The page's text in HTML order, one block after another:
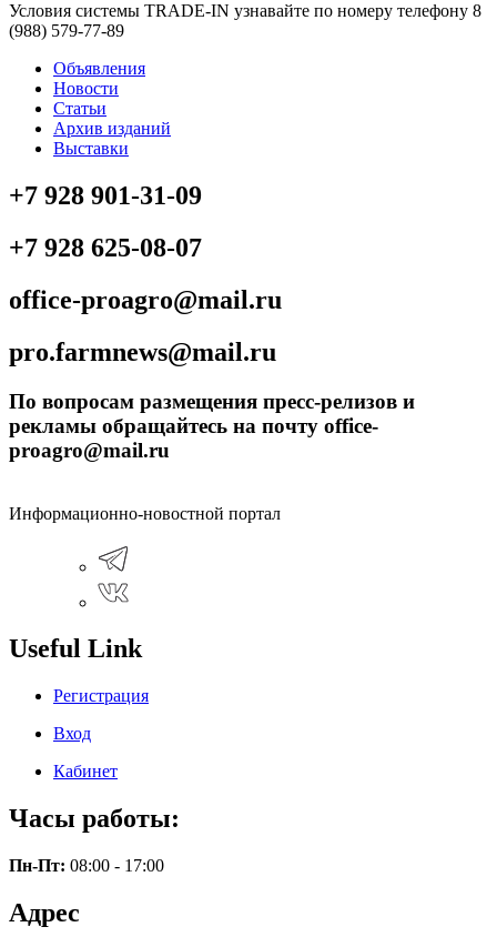
Условия системы TRADE-IN узнавайте по номеру телефону 8
(988) 579-77-89
Объявления
Новости
Статьи
Архив изданий
Выставки
+7 928 901-31-09
+7 928 625-08-07
office-proagro@mail.ru
pro.farmnews@mail.ru
По вопросам размещения пресс-релизов и
рекламы обращайтесь на почту office-
proagro@mail.ru
Информационно-новостной портал
Useful Link
Регистрация
Вход
Кабинет
Часы работы:
Пн-Пт: 08:00 - 17:00
Адрес